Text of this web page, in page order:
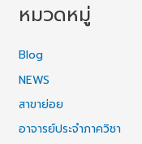
หมวดหมู่
Blog
NEWS
สาขาย่อย
อาจารย์ประจำภาควิชา